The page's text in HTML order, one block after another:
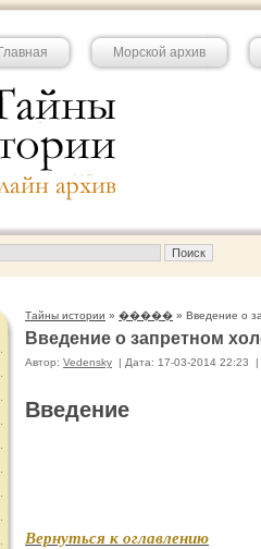
Главная Морской архив
Тайны истории » ����� » Введение о
Введение о запретном
Автор: Vedensky | Дата: 17-03-2014 22:23 |
Введение
Вернуться к оглавлению